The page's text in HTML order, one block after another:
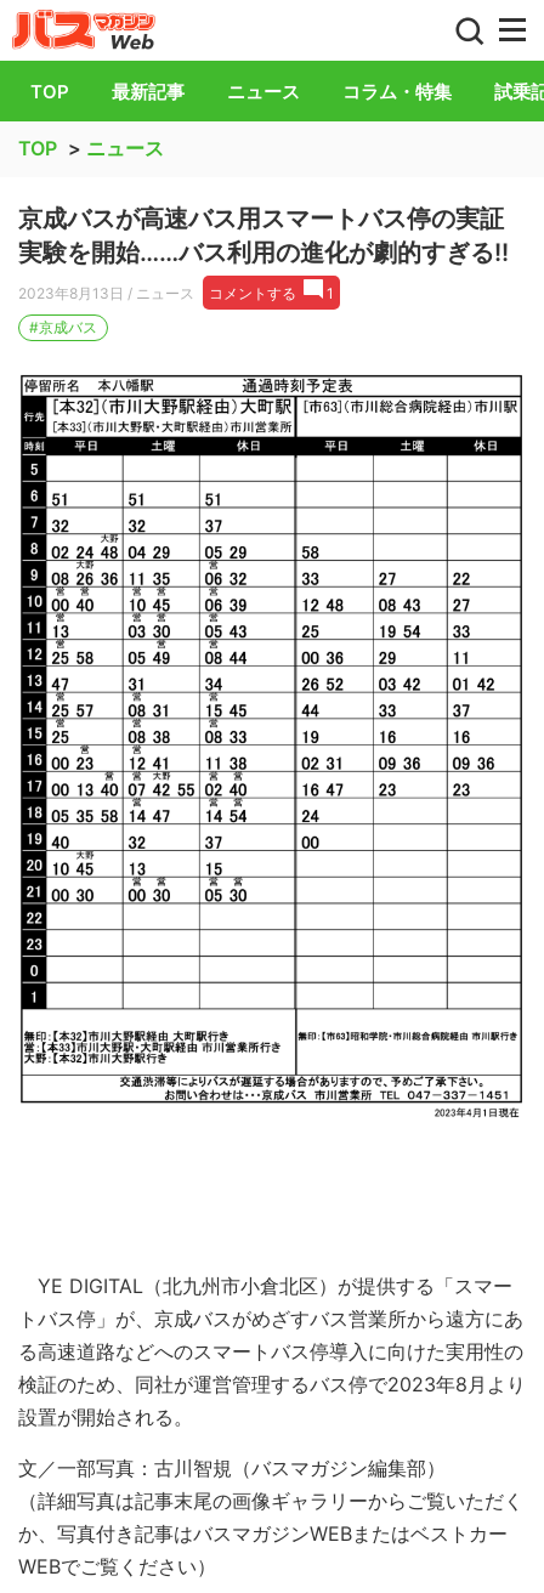
バス総合情報誌「バスマガジン」公式WEB
TOP 最新記事 ニュース コラム・特集 試乗
TOP > ニュース
京成バスが高速バス用スマートバス停の実証
実験を開始……バス利用の進化が劇的すぎる!!
2023年8月13日 / ニュース コメントする
1
#京成バス
YE DIGITAL（北九州市小倉北区）が提供する「スマー
トバス停」が、京成バスがめざすバス営業所から遠方にあ
る高速道路などへのスマートバス停導入に向けた実用性の
検証のため、同社が運営管理するバス停で2023年8月より
設置が開始される。
文／一部写真：古川智規（バスマガジン編集部）
（詳細写真は記事末尾の画像ギャラリーからご覧いただく
か、写真付き記事はバスマガジンWEBまたはベストカー
WEBでご覧ください）